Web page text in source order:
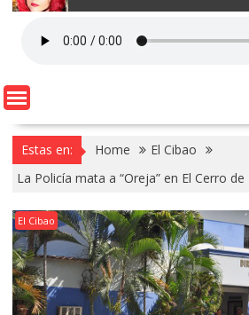
Estas en: Home
El Cibao
La Policía mata a “Oreja” en El Cerro de
El Cibao